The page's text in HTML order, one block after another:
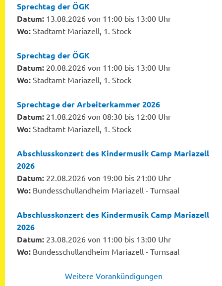
Sprechtag der ÖGK
Datum: 13.08.2026 von 11:00 bis 13:00 Uhr
Wo: Stadtamt Mariazell, 1. Stock
Sprechtag der ÖGK
Datum: 20.08.2026 von 11:00 bis 13:00 Uhr
Wo: Stadtamt Mariazell, 1. Stock
Sprechtage der Arbeiterkammer 2026
Datum: 21.08.2026 von 08:30 bis 12:00 Uhr
Wo: Stadtamt Mariazell, 1. Stock
Abschlusskonzert des Kindermusik Camp Mariazell
2026
Datum: 22.08.2026 von 19:00 bis 21:00 Uhr
Wo: Bundesschullandheim Mariazell - Turnsaal
Abschlusskonzert des Kindermusik Camp Mariazell
2026
Datum: 23.08.2026 von 11:00 bis 13:00 Uhr
Wo: Bundesschullandheim Mariazell - Turnsaal
Weitere Vorankündigungen